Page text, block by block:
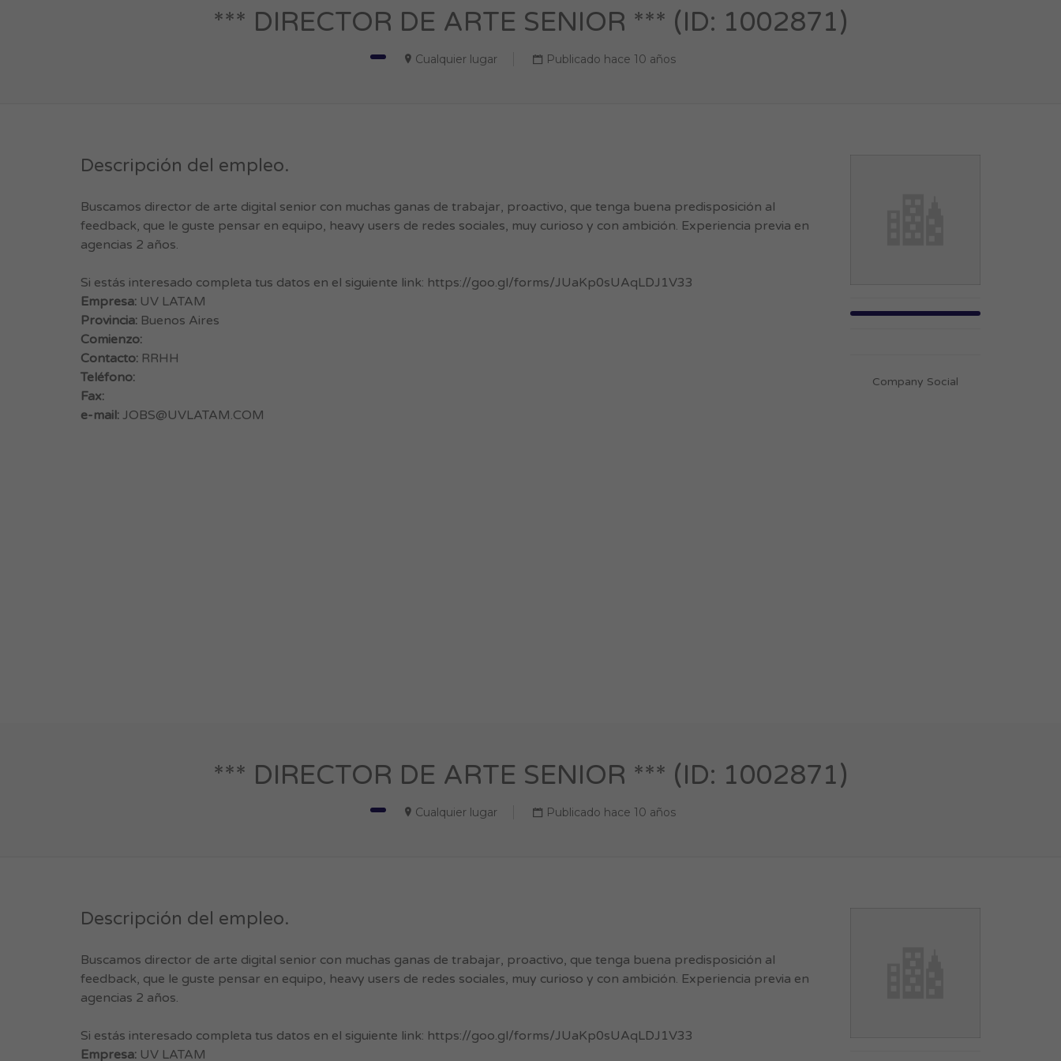
*** DIRECTOR DE ARTE SENIOR *** (ID: 1002871)
Cualquier lugar Publicado hace 10 años
Descripción del empleo.
Buscamos director de arte digital senior con muchas ganas de trabajar, proactivo, que tenga buena predisposición al
feedback, que le guste pensar en equipo, heavy users de redes sociales, muy curioso y con ambición. Experiencia previa en
agencias 2 años.
Si estás interesado completa tus datos en el siguiente link: https://goo.gl/forms/JUaKp0sUAqLDJ1V33
Empresa: UV LATAM
Provincia: Buenos Aires
Comienzo:
Contacto: RRHH
Teléfono:
Fax:
e-mail: JOBS@UVLATAM.COM
Company Social
*** DIRECTOR DE ARTE SENIOR *** (ID: 1002871)
Cualquier lugar Publicado hace 10 años
Descripción del empleo.
Buscamos director de arte digital senior con muchas ganas de trabajar, proactivo, que tenga buena predisposición al
feedback, que le guste pensar en equipo, heavy users de redes sociales, muy curioso y con ambición. Experiencia previa en
agencias 2 años.
Si estás interesado completa tus datos en el siguiente link: https://goo.gl/forms/JUaKp0sUAqLDJ1V33
Empresa: UV LATAM